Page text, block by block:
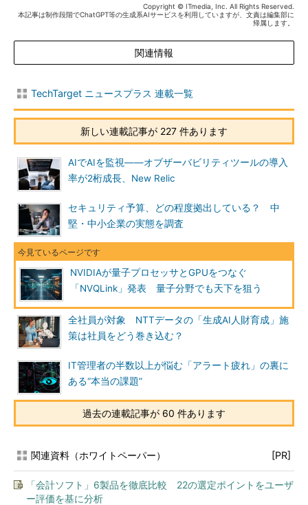
Copyright © ITmedia, Inc. All Rights Reserved.
本記事は制作段階でChatGPT等の生成系AIサービスを利用していますが、文責は編集部に
帰属します。
関連情報
TechTarget ニュースプラス 連載一覧
新しい連載記事が 227 件あります
AIでAIを監視――オブザーバビリティツールの導入
率が2桁成長、New Relic
セキュリティ予算、どの程度拠出している？ 中
堅・中小企業の実態を調査
NVIDIAが量子プロセッサとGPUをつなぐ
「NVQLink」発表 量子分野でも天下を狙う
全社員が対象 NTTデータの「生成AI人財育成」施
策は社員をどう巻き込む？
IT管理者の半数以上が悩む「アラート疲れ」の裏に
ある“本当の課題”
過去の連載記事が 60 件あります
関連資料（ホワイトペーパー） [PR]
「会計ソフト」6製品を徹底比較 22の選定ポイントをユーザ
ー評価を基に分析